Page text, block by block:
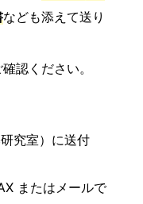
なども添えて送り
認ください。
究室）に送付
またはメールで